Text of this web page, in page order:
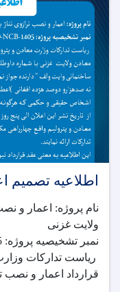
اطلاعیه تصمیم
نام پروژه: اعمار و
ولایت غزنی
نمبر تشخیصیه پروژه: MOMP-W-09-NCB-1405
ریاست تدارکات
قرارداد اعمار و نصب